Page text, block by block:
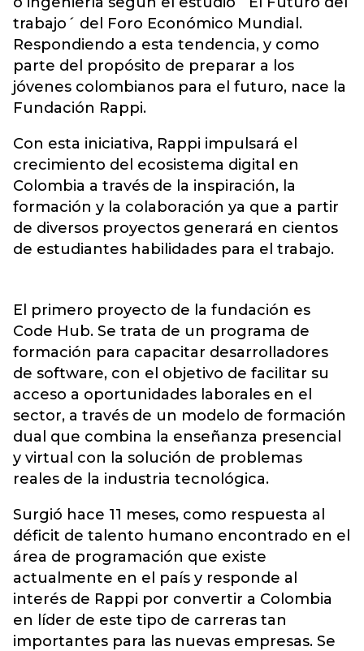
trabajo´ del Foro Económico Mundial.
Respondiendo a esta tendencia, y como
parte del propósito de preparar a los
jóvenes colombianos para el futuro, nace la
Fundación Rappi.
Con esta iniciativa, Rappi impulsará el
crecimiento del ecosistema digital en
Colombia a través de la inspiración, la
formación y la colaboración ya que a partir
de diversos proyectos generará en cientos
de estudiantes habilidades para el trabajo.
El primero proyecto de la fundación es
Code Hub. Se trata de un programa de
formación para capacitar desarrolladores
de software, con el objetivo de facilitar su
acceso a oportunidades laborales en el
sector, a través de un modelo de formación
dual que combina la enseñanza presencial
y virtual con la solución de problemas
reales de la industria tecnológica.
Surgió hace 11 meses, como respuesta al
déficit de talento humano encontrado en el
área de programación que existe
actualmente en el país y responde al
interés de Rappi por convertir a Colombia
en líder de este tipo de carreras tan
importantes para las nuevas empresas. Se